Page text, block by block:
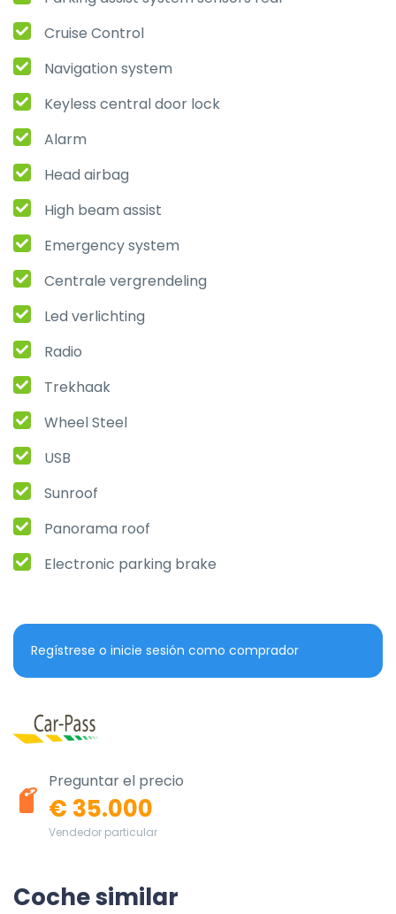
Cruise Control
Navigation system
Keyless central door lock
Alarm
Head airbag
High beam assist
Emergency system
Centrale vergrendeling
Led verlichting
Radio
Trekhaak
Wheel Steel
USB
Sunroof
Panorama roof
Electronic parking brake
Regístrese o inicie sesión como comprador
Preguntar el precio
€ 35.000
Vendedor particular
Coche similar